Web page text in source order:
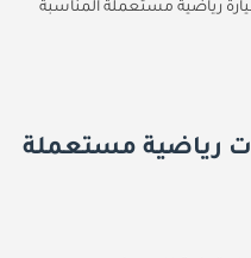
رياضية مستعملة المناسبة
رياضية مستعملة